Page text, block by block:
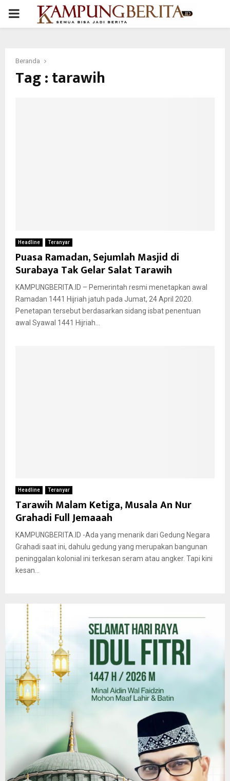
PRIMARY
Beranda
Tag : tarawih
Headline Teranyar
Puasa Ramadan, Sejumlah Masjid di
Surabaya Tak Gelar Salat Tarawih
KAMPUNGBERITA.ID – Pemerintah resmi menetapkan awal
Ramadan 1441 Hijriah jatuh pada Jumat, 24 April 2020.
Penetapan tersebut berdasarkan sidang isbat penentuan
awal Syawal 1441 Hijriah...
Headline Teranyar
Tarawih Malam Ketiga, Musala An Nur
Grahadi Full Jemaaah
KAMPUNGBERITA.ID -Ada yang menarik dari Gedung Negara
Grahadi saat ini, dahulu gedung yang merupakan bangunan
peninggalan kolonial ini terkesan seram atau angker. Tapi kini
kesan...